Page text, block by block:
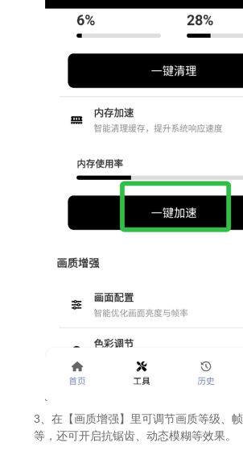
3、在【画质增强】里可调节画质等级、
等，还可开启抗锯齿、动态模糊等效果。